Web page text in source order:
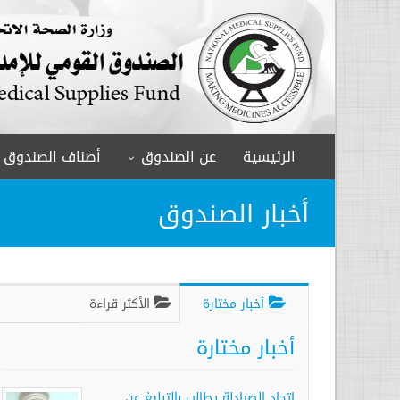
الرئيسية عن الصندوق أصناف الصندوق
أخبار الصندوق
أخبار مختارة الأكثر قراءة
أخبار مختارة